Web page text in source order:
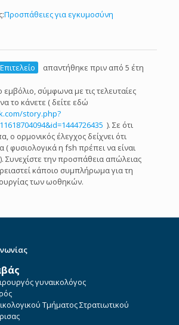
Προσπάθειες για εγκυμοσύνη
Επιτελείο απαντήθηκε πριν από 5 έτη
σύμφωνα με τις τελευταίες
το κάνετε ( δείτε εδώ
story.php?
). Σε ότι
ο ορμονικός έλεγχος δείχνει ότι
φυσιολογικά η fsh πρέπει να είναι
Συνεχίστε την προσπάθεια απώλειας
κάποιο συμπλήρωμα για τη
των ωοθηκών.
γυναικολόγος
Τμήματος Στρατιωτικού